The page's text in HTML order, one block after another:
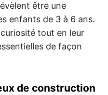
être une
enfants de 3 à 6 ans.
tout en leur
de façon
de construction